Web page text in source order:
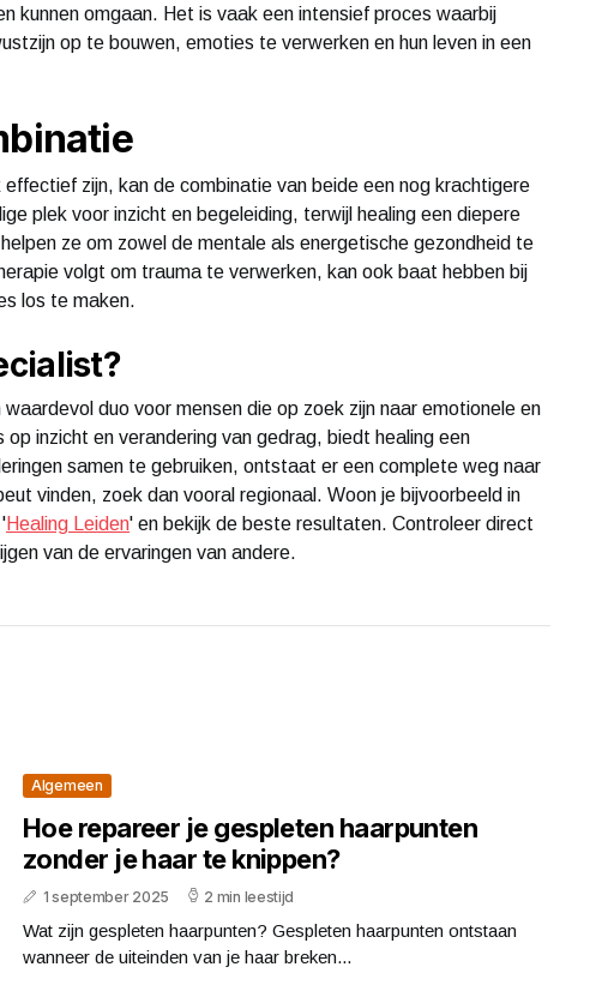
kunnen omgaan. Het is vaak een intensief proces waarbij
op te bouwen, emoties te verwerken en hun leven in een
zijn, kan de combinatie van beide een nog krachtigere
plek voor inzicht en begeleiding, terwijl healing een diepere
ze om zowel de mentale als energetische gezondheid te
volgt om trauma te verwerken, kan ook baat hebben bij
los te maken.
duo voor mensen die op zoek zijn naar emotionele en
inzicht en verandering van gedrag, biedt healing een
samen te gebruiken, ontstaat er een complete weg naar
vinden, zoek dan vooral regionaal. Woon je bijvoorbeeld in
Healing Leiden' en bekijk de beste resultaten. Controleer direct
van de ervaringen van andere.
Algemeen
Hoe repareer je gespleten haarpunten
zonder je haar te knippen?
1 september 2025 2 min leestijd
Wat zijn gespleten haarpunten? Gespleten haarpunten ontstaan
wanneer de uiteinden van je haar breken...